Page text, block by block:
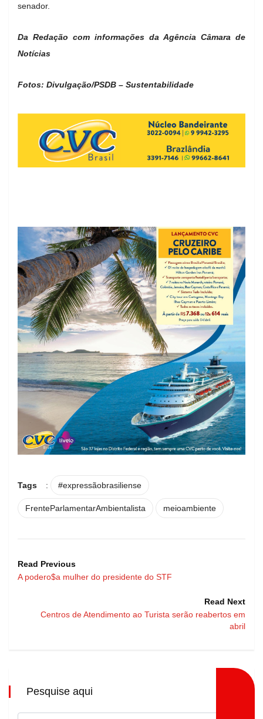
senador.
Da Redação com informações da Agência Câmara de
Notícias
Fotos: Divulgação/PSDB – Sustentabilidade
Tags : #expressãobrasiliense
FrenteParlamentarAmbientalista meioambiente
Read Previous
A podero$a mulher do presidente do STF
Read Next
Centros de Atendimento ao Turista serão reabertos em
abril
Pesquise aqui